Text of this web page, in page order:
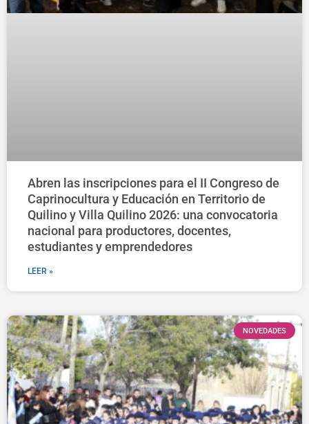
Abren las inscripciones para el II Congreso de
Caprinocultura y Educación en Territorio de
Quilino y Villa Quilino 2026: una convocatoria
nacional para productores, docentes,
estudiantes y emprendedores
LEER »
NOVEDADES